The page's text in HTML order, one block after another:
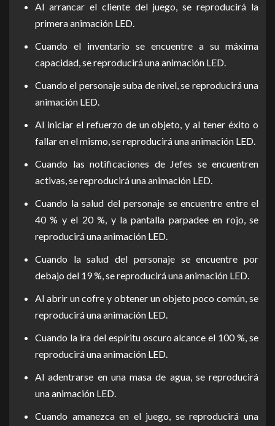
Al arrancar el cliente del juego, se reproducirá la
primera animación LED.
Cuando el inventario se encuentre a su máxima
capacidad, se reproducirá una animación LED.
Cuando el personaje suba de nivel, se reproducirá una
animación LED.
Al iniciar el refuerzo de un objeto, y al tener éxito o
fallar en el mismo, se reproducirá una animación LED.
Cuando las notificaciones de Jefes se encuentren
activas, se reproducirá una animación LED.
Cuando la salud del personaje se encuentre entre el
40 % y el 20 %, y la pantalla parpadee en rojo, se
reproducirá una animación LED.
Cuando la salud del personaje se encuentre por
debajo del 19 %, se reproducirá una animación LED.
Al abrir un cofre y obtener un objeto poco común, se
reproducirá una animación LED.
Cuando la ira del espíritu oscuro alcance el 100 %, se
reproducirá una animación LED.
Al adentrarse en una masa de agua, se reproducirá
una animación LED.
Cuando amanezca en el juego, se reproducirá una